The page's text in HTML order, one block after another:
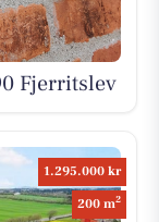
Fjerritslev
1.295.000 kr
200 m2